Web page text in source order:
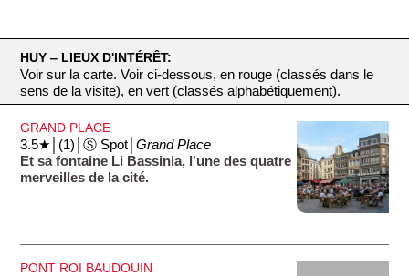
HUY ‒ LIEUX D'INTÉRÊT:
Voir sur la carte. Voir ci-dessous, en rouge (classés dans le
sens de la visite), en vert (classés alphabétiquement).
GRAND PLACE
3.5★│(1)│Ⓢ Spot│Grand Place
Et sa fontaine Li Bassinia, l'une des quatre
merveilles de la cité.
PONT ROI BAUDOUIN